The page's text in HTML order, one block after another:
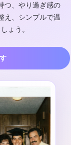
つ、やり過ぎ感の
え、シンプルで温
ょう。